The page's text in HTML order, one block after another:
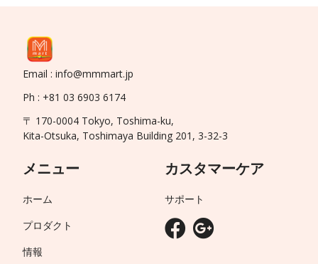
Email : info@mmmart.jp
Ph : +81 03 6903 6174
〒 170-0004 Tokyo, Toshima-ku,
Kita-Otsuka, Toshimaya Building 201, 3-32-3
メニュー
ホーム
プロダクト
情報
カスタマーケア
サポート